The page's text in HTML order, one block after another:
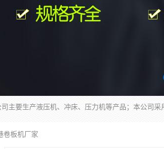
卷板机厂家